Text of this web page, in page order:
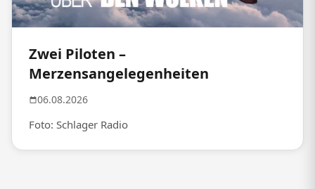
Zwei Piloten –
Merzensangelegenheiten
06.08.2026
Foto: Schlager Radio